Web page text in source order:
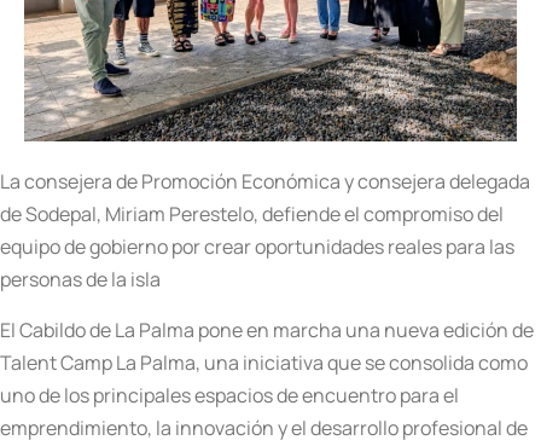
La consejera de Promoción Económica y consejera delegada
de Sodepal, Miriam Perestelo, defiende el compromiso del
equipo de gobierno por crear oportunidades reales para las
personas de la isla
El Cabildo de La Palma pone en marcha una nueva edición de
Talent Camp La Palma, una iniciativa que se consolida como
uno de los principales espacios de encuentro para el
emprendimiento, la innovación y el desarrollo profesional de